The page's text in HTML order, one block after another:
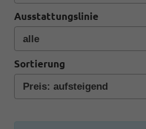
Ausstattungslinie
Sortierung